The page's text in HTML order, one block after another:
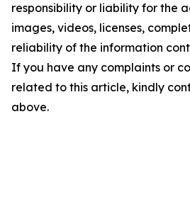
responsibility or liability for the
images, videos, licenses,
reliability of the information
If you have any complaints or
related to this article, kindly
above.